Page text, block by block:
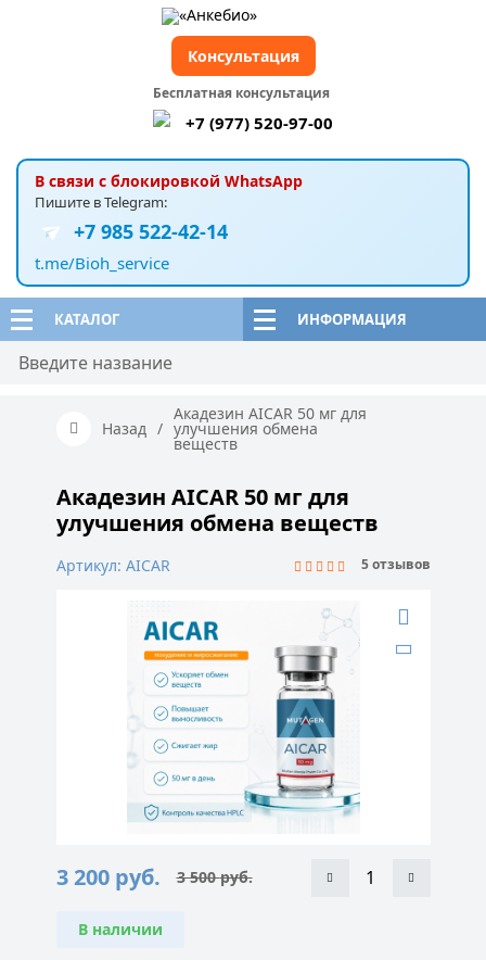
КАТАЛОГ ИНФОРМАЦИЯ
В связи с блокировкой WhatsApp
Пишите в Telegram:
+7 985 522-42-14
t.me/Bioh_service
Бесплатная консультация
+7 (977) 520-97-00
Консультация
Назад /
Акадезин AICAR 50 мг для
улучшения обмена
веществ
Акадезин AICAR 50 мг для
улучшения обмена веществ
Артикул: AICAR 5 отзывов
3 500руб.
Первоначальная
3 200 руб.
Текущая
200 руб..
В наличии